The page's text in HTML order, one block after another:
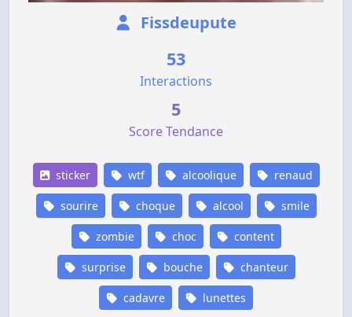
Fissdeupute
53
Interactions
5
Score Tendance
sticker wtf alcoolique renaud
sourire choque alcool smile
zombie choc content
surprise bouche chanteur
cadavre lunettes